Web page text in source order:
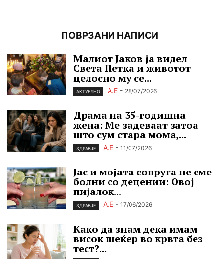
ПОВРЗАНИ НАПИСИ
Малиот Јаков ја видел
Света Петка и животот
целосно му се...
АКТУЕЛНО А.Е - 28/07/2026
Драма на 35-годишна
жена: Ме задеваат затоа
што сум стара мома,...
ЗДРАВЈЕ А.Е - 11/07/2026
Јас и мојата сопруга не сме
болни со децении: Овој
пијалок...
ЗДРАВЈЕ А.Е - 17/06/2026
Како да знам дека имам
висок шеќер во крвта без
тест?...